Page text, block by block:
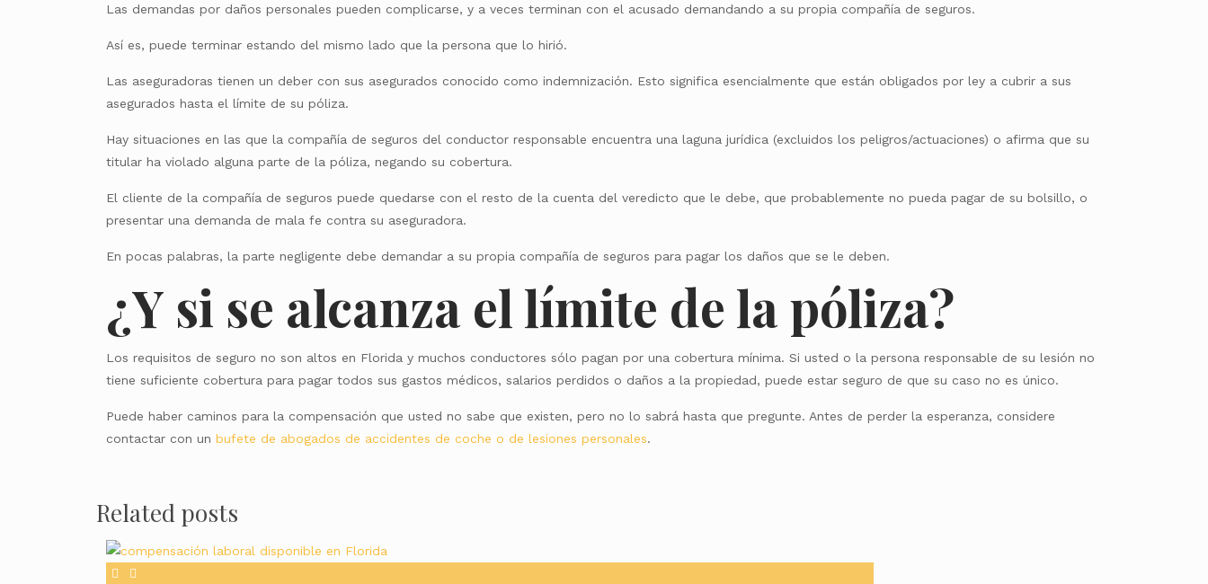
Las demandas por daños personales pueden complicarse, y a veces terminan con el acusado demandando a su propia compañía de seguros.
Así es, puede terminar estando del mismo lado que la persona que lo hirió.
Las aseguradoras tienen un deber con sus asegurados conocido como indemnización. Esto significa esencialmente que están obligados por ley a cubrir a sus
asegurados hasta el límite de su póliza.
Hay situaciones en las que la compañía de seguros del conductor responsable encuentra una laguna jurídica (excluidos los peligros/actuaciones) o afirma que su
titular ha violado alguna parte de la póliza, negando su cobertura.
El cliente de la compañía de seguros puede quedarse con el resto de la cuenta del veredicto que le debe, que probablemente no pueda pagar de su bolsillo, o
presentar una demanda de mala fe contra su aseguradora.
En pocas palabras, la parte negligente debe demandar a su propia compañía de seguros para pagar los daños que se le deben.
¿Y si se alcanza el límite de la póliza?
Los requisitos de seguro no son altos en Florida y muchos conductores sólo pagan por una cobertura mínima. Si usted o la persona responsable de su lesión no
tiene suficiente cobertura para pagar todos sus gastos médicos, salarios perdidos o daños a la propiedad, puede estar seguro de que su caso no es único.
Puede haber caminos para la compensación que usted no sabe que existen, pero no lo sabrá hasta que pregunte. Antes de perder la esperanza, considere
contactar con unbufete de abogados de accidentes de coche o de lesiones personales.
Related posts